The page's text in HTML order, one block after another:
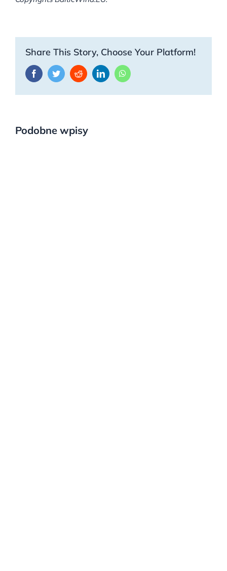
Share This Story, Choose Your Platform!
FacebookTwitterRedditLinkedInWhatsApp
Podobne wpisy